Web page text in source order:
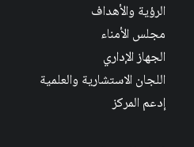
الرؤية والأهداف
مجلس الأمناء
الجهاز الإداري
اللجان الاستشارية والعلمية
إدعم المركز